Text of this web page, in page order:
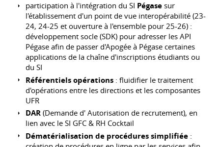
participation à l'intégration du SI Pégase sur
l'établissement d'un point de vue interopérabilité (23-
24, 24-25 et ouverture à l'ensemble pour 25-26) :
développement socle (SDK) pour adresser les API
Pégase afin de passer d'Apogée à Pégase certaines
applications de la chaîne d'inscriptions étudiants ou
du SI
Référentiels opérations : fluidifier le traitement
d'opérations entre les directions et les composantes
UFR
DAR (Demande d' Autorisation de recrutement), en
lien avec le SI GFC & RH Cocktail
Dématérialisation de procédures simplifiée :